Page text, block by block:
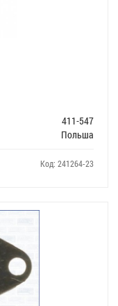
411-547
Польша
Код: 241264-23